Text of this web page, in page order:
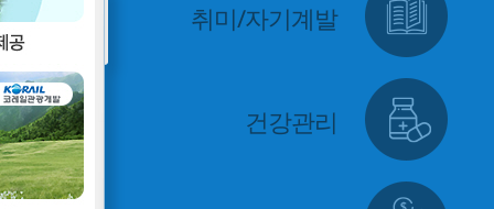
취미/자기계발
건강관리